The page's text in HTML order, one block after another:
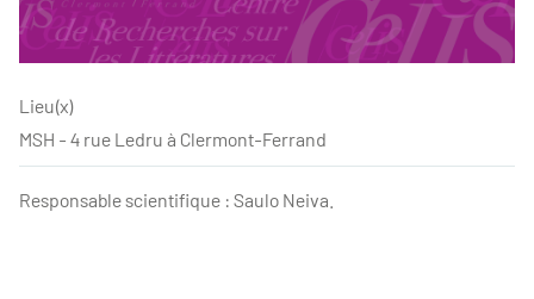
Lieu(x)
MSH - 4 rue Ledru à Clermont-Ferrand
Responsable scientifique : Saulo Neiva.